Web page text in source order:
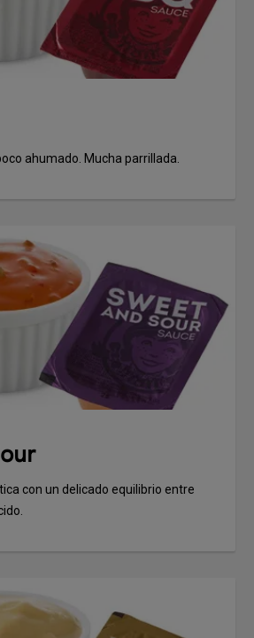
ahumado. Mucha parrillada.
con un delicado equilibrio entre